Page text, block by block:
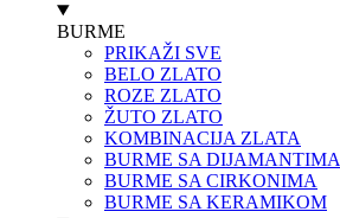
BURME
PRIKAŽI SVE
BELO ZLATO
ROZE ZLATO
ŽUTO ZLATO
KOMBINACIJA ZLATA
BURME SA DIJAMANTIMA
BURME SA CIRKONIMA
BURME SA KERAMIKOM